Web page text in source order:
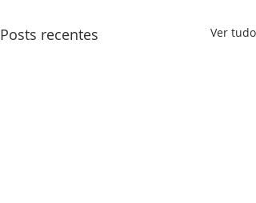
Posts recentes Ver tudo